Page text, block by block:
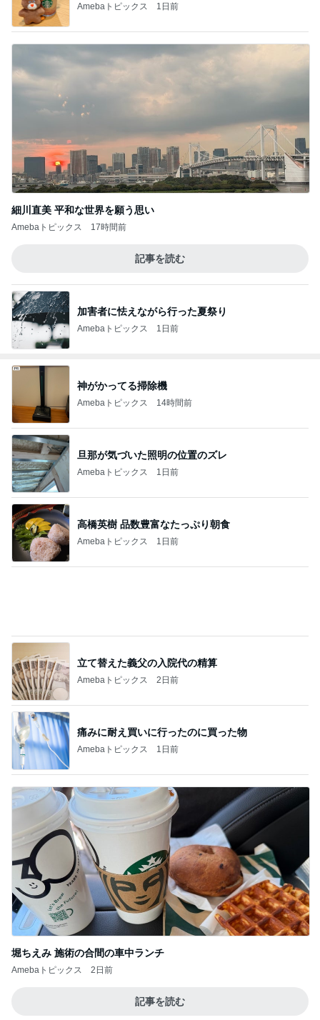
Amebaトピックス 1日前
細川直美 平和な世界を願う思い
Amebaトピックス 17時間前
記事を読む
加害者に怯えながら行った夏祭り
Amebaトピックス 1日前
神がかってる掃除機
Amebaトピックス 14時間前
旦那が気づいた照明の位置のズレ
Amebaトピックス 1日前
高橋英樹 品数豊富なたっぷり朝食
Amebaトピックス 1日前
痛みに耐え買いに行ったのに買った物
Amebaトピックス 1日前
堀ちえみ 施術の合間の車中ランチ
Amebaトピックス 2日前
記事を読む
Amebaトピックス 2日前